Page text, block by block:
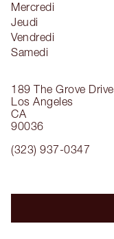
189 The Grove Drive
Los Angeles
CA
90036
(323) 937-0347
Mercredi
Jeudi
Vendredi
Samedi